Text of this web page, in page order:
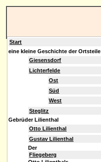
Start
eine kleine Geschichte der Ortsteile
Giesensdorf
Lichterfelde
Ost
Süd
West
Steglitz
Gebrüder Lilienthal
Otto Lilienthal
Gustav Lilienthal
Der
Fliegeberg